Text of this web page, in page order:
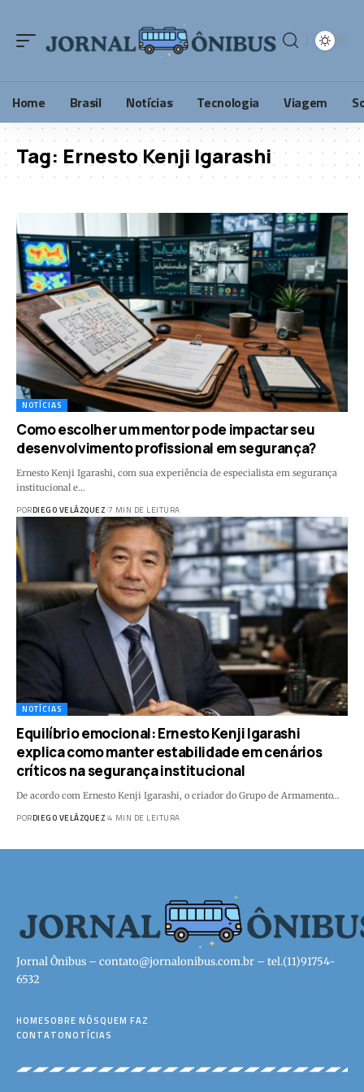
Home Brasil Notícias Tecnologia Viagem
Tag: Ernesto Kenji Igarashi
NOTÍCIAS
Como escolher um mentor pode impactar seu
desenvolvimento profissional em segurança?
Ernesto Kenji Igarashi, com sua experiência de especialista em segurança
institucional e…
PORDIEGO VELÁZQUEZ 7 MIN DE LEITURA
NOTÍCIAS
Equilíbrio emocional: Ernesto Kenji Igarashi
explica como manter estabilidade em cenários
críticos na segurança institucional
De acordo com Ernesto Kenji Igarashi, o criador do Grupo de Armamento…
PORDIEGO VELÁZQUEZ 4 MIN DE LEITURA
Jornal Ônibus – contato@jornalonibus.com.br – tel.(11)91754-
6532
HOMESOBRE NÓSQUEM FAZ
CONTATONOTÍCIAS